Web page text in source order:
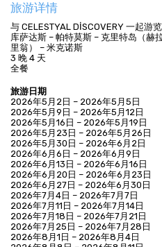
旅游详情
与 CELESTYAL DİSCOVERY 一起游
库萨达斯 – 帕特莫斯 – 克里特岛（赫
里翁） – 米克诺斯
3 晚 4 天
全餐
旅游日期
2026年5月2日 – 2026年5月5日
2026年5月9日 – 2026年5月12日
2026年5月16日 – 2026年5月19日
2026年5月23日 – 2026年5月26日
2026年5月30日 – 2026年6月2日
2026年6月6日 – 2026年6月9日
2026年6月13日 – 2026年6月16日
2026年6月20日 – 2026年6月23日
2026年6月27日 – 2026年6月30日
2026年7月4日 – 2026年7月7日
2026年7月11日 – 2026年7月14日
2026年7月18日 – 2026年7月21日
2026年7月25日 – 2026年7月28日
2026年8月1日 – 2026年8月4日